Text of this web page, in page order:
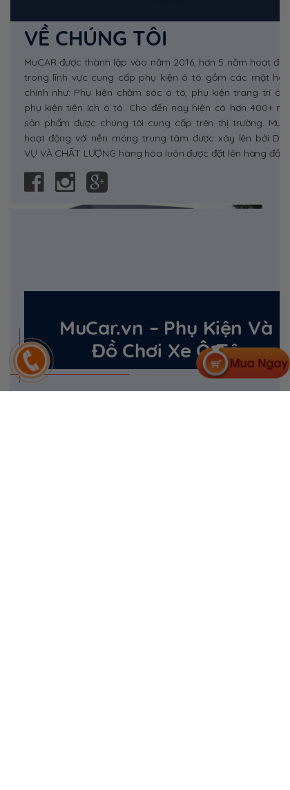
MuCAR được thành lập vào năm 2016, hơn 5 năm hoạt động
trong lĩnh vực cung cấp phụ kiện ô tô gồm các mặt hàng
chính như: Phụ kiện chăm sóc ô tô, phụ kiện trang trí ô tô,
phụ kiện tiện ích ô tô. Cho đến nay hiện có hơn 400+ mẫu
sản phẩm được chúng tôi cung cấp trên thị trường. Mucar
hoạt động với nền móng trung tâm được xây lên bởi DỊCH
VỤ VÀ CHẤT LƯỢNG hàng hóa luôn được đặt lên hàng đầu.
VỀ CHÚNG TÔI
MuCar.vn – Phụ Kiện Và
Đồ Chơi Xe Ô Tô